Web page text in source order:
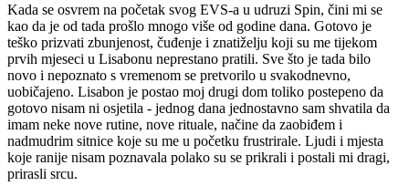
Kada se osvrem na početak svog EVS-a u udruzi Spin, čini mi se
kao da je od tada prošlo mnogo više od godine dana. Gotovo je
teško prizvati zbunjenost, čuđenje i znatiželju koji su me tijekom
prvih mjeseci u Lisabonu neprestano pratili. Sve što je tada bilo
novo i nepoznato s vremenom se pretvorilo u svakodnevno,
uobičajeno. Lisabon je postao moj drugi dom toliko postepeno da
gotovo nisam ni osjetila - jednog dana jednostavno sam shvatila da
imam neke nove rutine, nove rituale, načine da zaobiđem i
nadmudrim sitnice koje su me u početku frustrirale. Ljudi i mjesta
koje ranije nisam poznavala polako su se prikrali i postali mi dragi,
prirasli srcu.